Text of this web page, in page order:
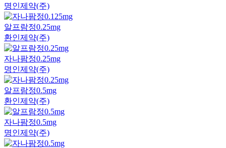
명인제약(주)
알프람정0.25mg
환인제약(주)
자나팜정0.25mg
명인제약(주)
알프람정0.5mg
환인제약(주)
자나팜정0.5mg
명인제약(주)